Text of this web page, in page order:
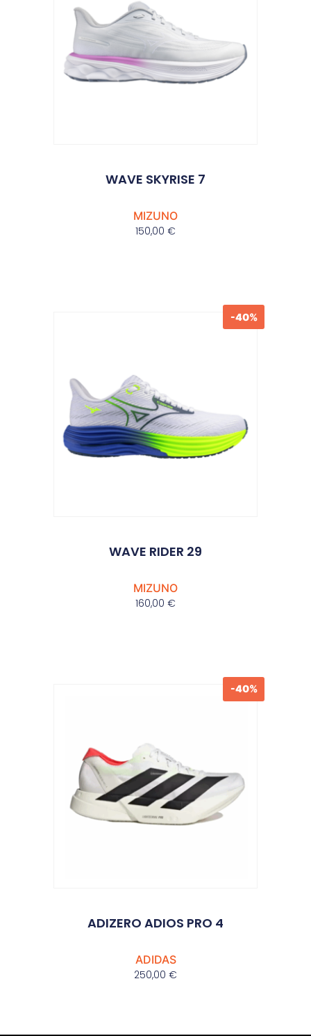
WAVE SKYRISE 7
MIZUNO
150,00 €
-40%
WAVE RIDER 29
MIZUNO
160,00 €
-40%
ADIZERO ADIOS PRO 4
ADIDAS
250,00 €